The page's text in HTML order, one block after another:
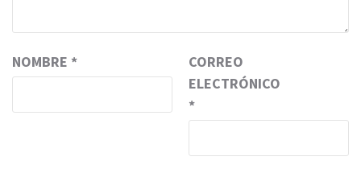
NOMBRE *
CORREO
ELECTRÓNICO
*